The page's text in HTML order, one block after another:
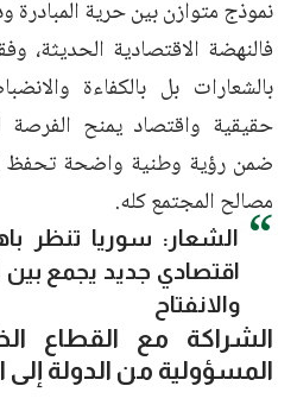
نموذج متوازن بين حرية المبادرة
فالنهضة الاقتصادية الحديثة،
بالشعارات بل بالكفاءة
حقيقية واقتصاد يمنح الفرصة
ضمن رؤية وطنية واضحة تحفظ
مصالح المجتمع كله.
الشعار: سوريا تنظر
اقتصادي جديد يجمع بين
والانفتاح
الشراكة مع القطاع
المسؤولية من الدولة إلى